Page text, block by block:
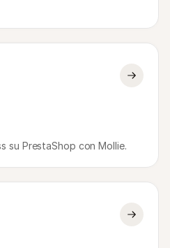
su PrestaShop con Mollie.